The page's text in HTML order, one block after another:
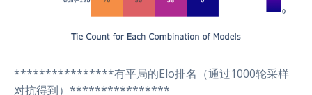
****************有平局的Elo排名（通过1000轮采样
对抗得到）****************